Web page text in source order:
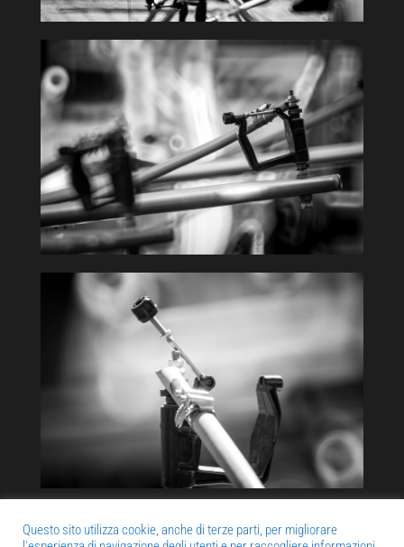
Questo sito utilizza cookie, anche di terze parti, per migliorare